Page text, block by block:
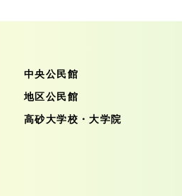
中央公民館
地区公民館
高砂大学校・大学院